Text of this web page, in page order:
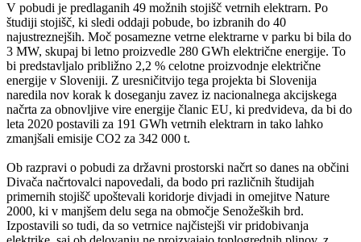
V pobudi je predlaganih 49 možnih stojišč vetrnih elektrarn. Po
študiji stojišč, ki sledi oddaji pobude, bo izbranih do 40
najustreznejših. Moč posamezne vetrne elektrarne v parku bi bila do
3 MW, skupaj bi letno proizvedle 280 GWh električne energije. To
bi predstavljalo približno 2,2 % celotne proizvodnje električne
energije v Sloveniji. Z uresničitvijo tega projekta bi Slovenija
naredila nov korak k doseganju zavez iz nacionalnega akcijskega
načrta za obnovljive vire energije članic EU, ki predvideva, da bi do
leta 2020 postavili za 191 GWh vetrnih elektrarn in tako lahko
zmanjšali emisije CO2 za 342 000 t.
Ob razpravi o pobudi za državni prostorski načrt so danes na občini
Divača načrtovalci napovedali, da bodo pri različnih študijah
primernih stojišč upoštevali koridorje divjadi in omejitve Nature
2000, ki v manjšem delu sega na območje Senožeških brd.
Izpostavili so tudi, da so vetrnice najčistejši vir pridobivanja